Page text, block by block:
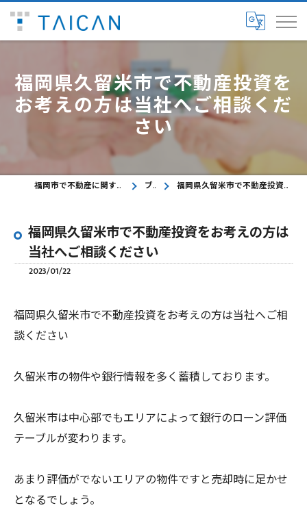
福岡県久留米市で不動産投資を
お考えの方は当社へご相談くだ
さい
福岡市で不動産に関するご相談ならTAICAN株式会社 ブログ 福岡県久留米市で不動産投資をお考えの方は当社へご相談ください
福岡県久留米市で不動産投資をお考えの方は
当社へご相談ください
2023/01/22
福岡県久留米市で不動産投資をお考えの方は当社へご相
談ください
久留米市の物件や銀行情報を多く蓄積しております。
久留米市は中心部でもエリアによって銀行のローン評価
テーブルが変わります。
あまり評価がでないエリアの物件ですと売却時に足かせ
となるでしょう。